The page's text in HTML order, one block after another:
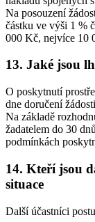
Na posouzení
částku ve výši 1 %
000 Kč, nejvíce 10
13. Jaké jsou
O poskytnutí
dne doručení
Na základě
žadatelem do 30
podmínkách
14. Kteří jsou
situace
Další účastníci